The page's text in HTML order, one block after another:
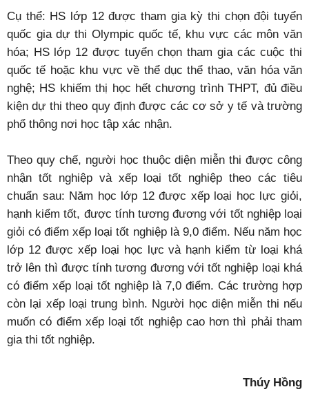
Cụ thể: HS lớp 12 được tham gia kỳ thi chọn đội tuyển
quốc gia dự thi Olympic quốc tế, khu vực các môn văn
hóa; HS lớp 12 được tuyển chọn tham gia các cuộc thi
quốc tế hoặc khu vực về thể dục thể thao, văn hóa văn
nghệ; HS khiếm thị học hết chương trình THPT, đủ điều
kiện dự thi theo quy định được các cơ sở y tế và trường
phổ thông nơi học tập xác nhận.
Theo quy chế, người học thuộc diện miễn thi được công
nhận tốt nghiệp và xếp loại tốt nghiệp theo các tiêu
chuẩn sau: Năm học lớp 12 được xếp loại học lực giỏi,
hạnh kiểm tốt, được tính tương đương với tốt nghiệp loại
giỏi có điểm xếp loại tốt nghiệp là 9,0 điểm. Nếu năm học
lớp 12 được xếp loại học lực và hạnh kiểm từ loại khá
trở lên thì được tính tương đương với tốt nghiệp loại khá
có điểm xếp loại tốt nghiệp là 7,0 điểm. Các trường hợp
còn lại xếp loại trung bình. Người học diện miễn thi nếu
muốn có điểm xếp loại tốt nghiệp cao hơn thì phải tham
gia thi tốt nghiệp.
Thúy Hồng